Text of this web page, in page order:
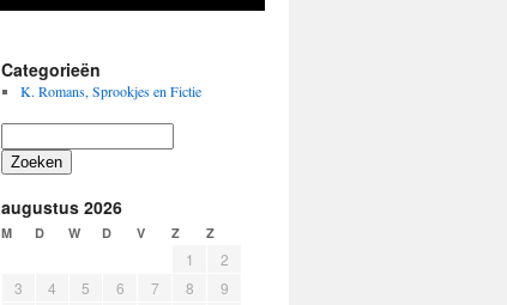
Categorieën
K. Romans, Sprookjes en Fictie
Zoeken
augustus 2026
M D W D V Z Z
1
2
3
4 5 6 7 8
9